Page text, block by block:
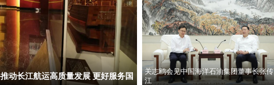
动长江航运高质量发展 更好服务国
关志鸥会见中国海洋石油集团董事长张传
江